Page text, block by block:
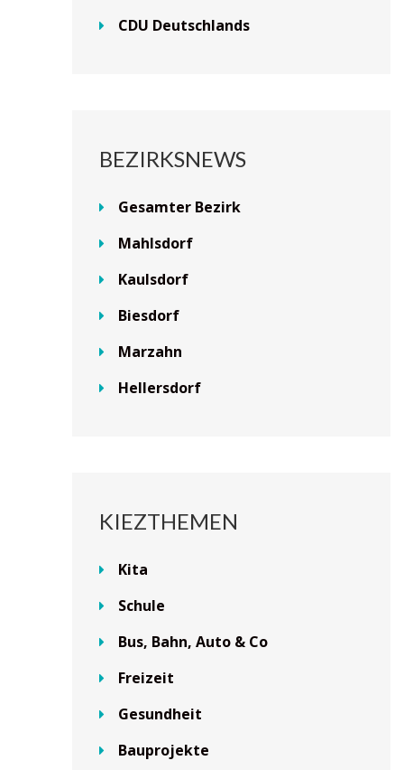
CDU Deutschlands
BEZIRKSNEWS
Gesamter Bezirk
Mahlsdorf
Kaulsdorf
Biesdorf
Marzahn
Hellersdorf
KIEZTHEMEN
Kita
Schule
Bus, Bahn, Auto & Co
Freizeit
Gesundheit
Bauprojekte